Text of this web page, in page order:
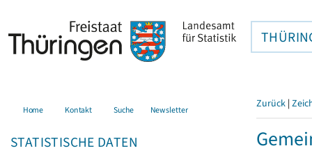
Home Kontakt Suche Newsletter
STATISTISCHE DATEN
Zurück |